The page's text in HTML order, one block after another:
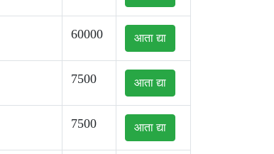
60000 आता द्या
7500 आता द्या
7500 आता द्या